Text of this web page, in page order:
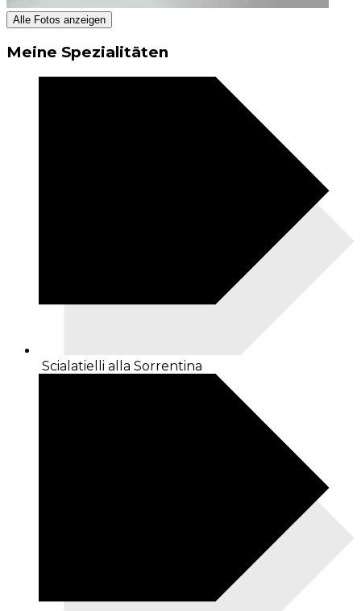
Alle Fotos anzeigen
Meine Spezialitäten
Scialatielli alla Sorrentina